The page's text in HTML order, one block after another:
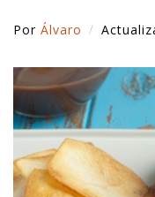
Por Álvaro